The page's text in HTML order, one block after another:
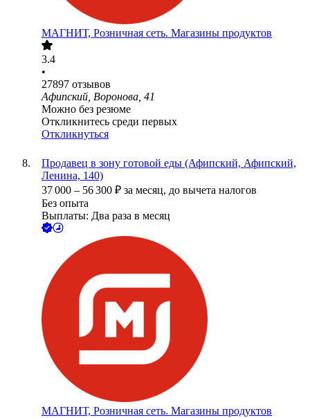
МАГНИТ, Розничная сеть. Магазины продуктов
3.4
•
27897 отзывов
Афипский, Воронова, 41
Можно без резюме
Откликнитесь среди первых
Откликнуться
Продавец в зону готовой еды (Афипский, Афипский,
Ленина, 140)
37 000 – 56 300 ₽ за месяц, до вычета налогов
Без опыта
Выплаты: Два раза в месяц
МАГНИТ, Розничная сеть. Магазины продуктов